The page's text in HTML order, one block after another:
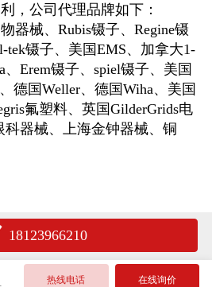
，公司代理品牌如下：
器械、Rubis镊子、 Regine镊
tek镊子、美国EMS、加拿大1-
、Erem镊子、spiel镊子、美国
德国Weller、德国Wiha、美国
氟塑料、英国GilderGrids电
器械、上海金钟器械、铜
18123966210
热线电话 在线询价